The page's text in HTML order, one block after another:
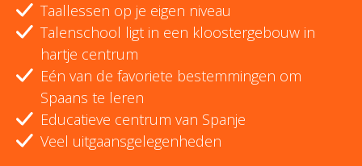
Taallessen op je eigen niveau
Talenschool ligt in een kloostergebouw in
hartje centrum
Eén van de favoriete bestemmingen om
Spaans te leren
Educatieve centrum van Spanje
Veel uitgaansgelegenheden